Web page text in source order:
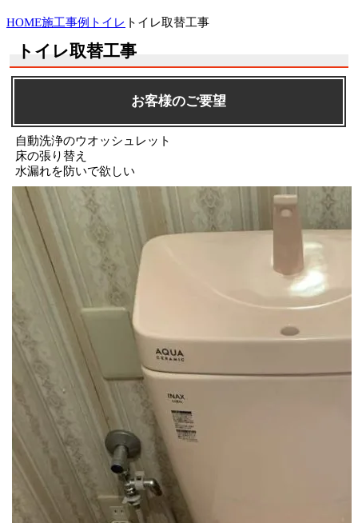
HOME施工事例 トイレ トイレ取替工事
トイレ取替工事
お客様のご要望
自動洗浄のウオッシュレット
床の張り替え
水漏れを防いで欲しい